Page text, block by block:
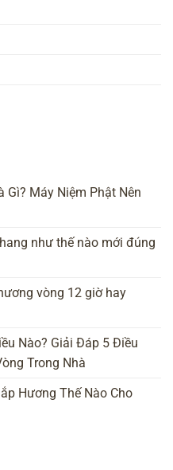
Gì? Máy Niệm Phật Nên
như thế nào mới đúng
vòng 12 giờ hay
Nào? Giải Đáp 5 Điều
Trong Nhà
Hương Thế Nào Cho